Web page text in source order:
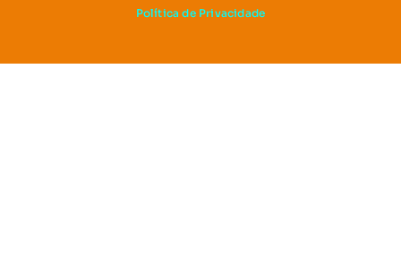
Política de Privacidade